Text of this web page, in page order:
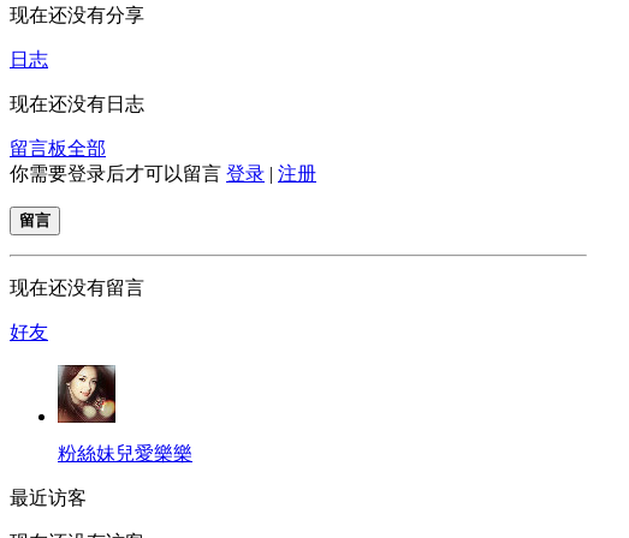
现在还没有分享
日志
现在还没有日志
留言板全部
你需要登录后才可以留言 登录 | 注册
留言
现在还没有留言
好友
粉絲妹兒愛樂樂
最近访客